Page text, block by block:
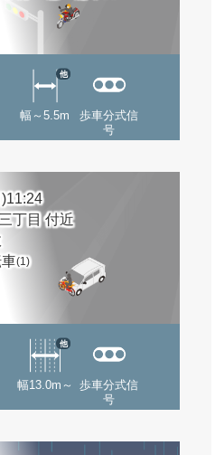
幅～5.5m
他
歩車分式信
号
丁目 付近
(1)
幅13.0m～
他
歩車分式信
号